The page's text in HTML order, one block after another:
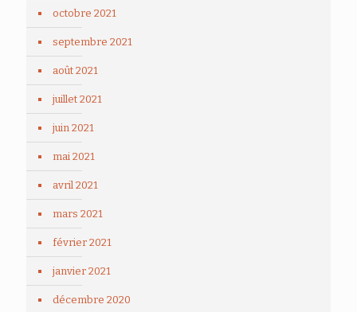
octobre 2021
septembre 2021
août 2021
juillet 2021
juin 2021
mai 2021
avril 2021
mars 2021
février 2021
janvier 2021
décembre 2020